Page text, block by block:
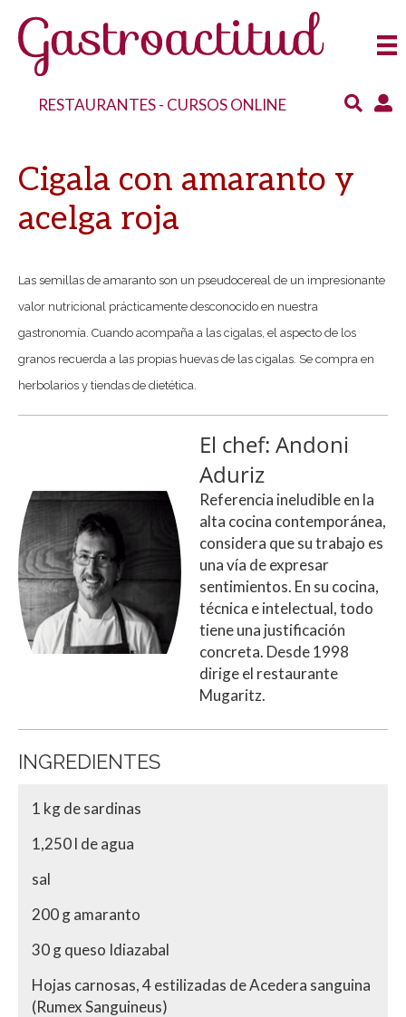
RESTAURANTES- CURSOS ONLINE
Cigala con amaranto y
acelga roja
Las semillas de amaranto son un pseudocereal de un impresionante
valor nutricional prácticamente desconocido en nuestra
gastronomía. Cuando acompaña a las cigalas, el aspecto de los
granos recuerda a las propias huevas de las cigalas. Se compra en
herbolarios y tiendas de dietética.
El chef: Andoni
Aduriz
Referencia ineludible en la
alta cocina contemporánea,
considera que su trabajo es
una vía de expresar
sentimientos. En su cocina,
técnica e intelectual, todo
tiene una justificación
concreta. Desde 1998
dirige el restaurante
Mugaritz.
INGREDIENTES
1 kg de sardinas
1,250 l de agua
sal
200 g amaranto
30 g queso Idiazabal
Hojas carnosas, 4 estilizadas de Acedera sanguina
(Rumex Sanguineus)